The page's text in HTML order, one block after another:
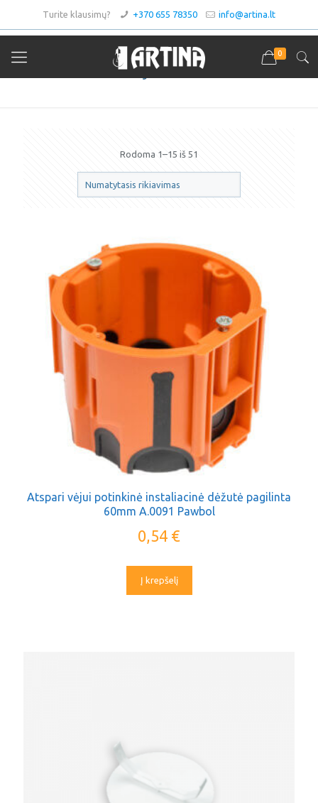
Turite klausimų? +370 655 78350 info@artina.lt
0
Paskirstymo dėžutės
Rodoma 1–15 iš 51
Atspari vėjui potinkinė instaliacinė dėžutė pagilinta
60mm A.0091 Pawbol
0,54 €
Į krepšelį